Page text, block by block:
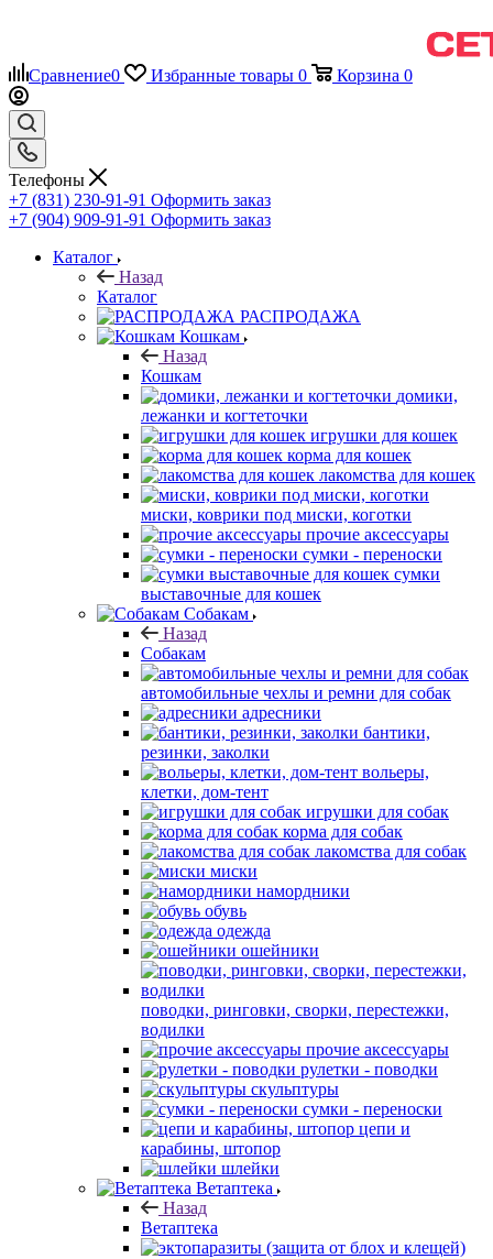
Сравнение0 Избранные товары 0 Корзина 0
Телефоны
+7 (831) 230-91-91 Оформить заказ
+7 (904) 909-91-91 Оформить заказ
Каталог
Назад
Каталог
РАСПРОДАЖА
Кошкам
Назад
Кошкам
домики,
лежанки и когтеточки
игрушки для кошек
корма для кошек
лакомства для кошек
миски, коврики под миски, коготки
прочие аксессуары
сумки - переноски
сумки
выставочные для кошек
Собакам
Назад
Собакам
автомобильные чехлы и ремни для собак
адресники
бантики,
резинки, заколки
вольеры,
клетки, дом-тент
игрушки для собак
корма для собак
лакомства для собак
миски
намордники
обувь
одежда
ошейники
поводки, ринговки, сворки, перестежки,
водилки
прочие аксессуары
рулетки - поводки
скульптуры
сумки - переноски
цепи и
карабины, штопор
шлейки
Ветаптека
Назад
Ветаптека